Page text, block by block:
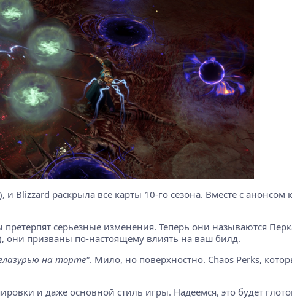
Blizzard раскрыла все карты 10-го сезона. Вместе с анонсом
серьезные изменения. Теперь они называются
они призваны по-настоящему влиять на ваш билд.
на торте". Мило, но поверхностно. Chaos Perks,
и даже основной стиль игры. Надеемся, это будет